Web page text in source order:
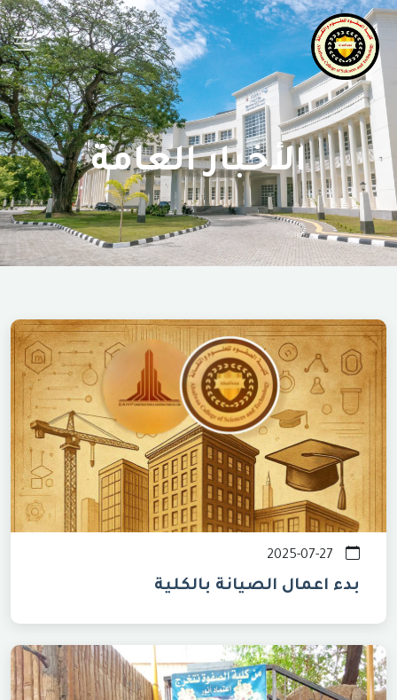
الأخبار العامة
بدء اعمال الصيانة بالكلية